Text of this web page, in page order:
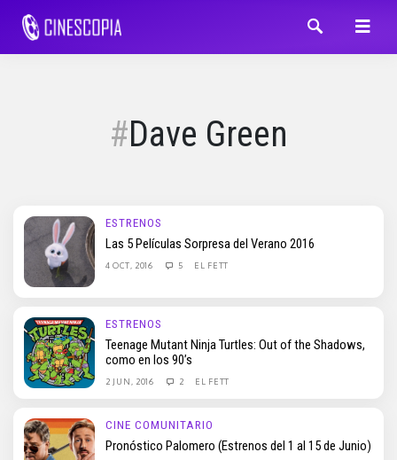
Dave Green
ESTRENOS
Las 5 Películas Sorpresa del Verano 2016
4 OCT, 2016 5 EL FETT
ESTRENOS
Teenage Mutant Ninja Turtles: Out of the Shadows,
como en los 90’s
2 JUN, 2016 2 EL FETT
CINE COMUNITARIO
Pronóstico Palomero (Estrenos del 1 al 15 de Junio)